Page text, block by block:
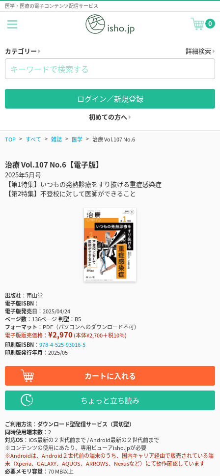
医学・医療の電子コンテンツ配信サービス
0
カテゴリー 詳細検索
ログイン／新規登録
初めての方へ
TOP すべて 雑誌 医学 治療 Vol.107 No.6
治療 Vol.107 No.6【電子版】
2025年5月号
【第1特集】いつもの発熱診療をすり抜ける重症感染症
【第2特集】不登校に対して医師ができること
出版社
南山堂
電子版ISBN
電子版発売日
2025/04/24
ページ数
136ページ判型
B5
フォーマット
PDF（パソコンへのダウンロード不可）
電子版販売価格： ¥2,970(本体¥2,700＋税10％)
印刷版ISBN
978-4-525-93016-5
印刷版発行年月
2025/05
カートに入れる
ちょっと立ち読み
ご利用方法
ダウンロード型配信サービス（買切型）
同時使用端末数
2
対応OS
iOS最新の２世代前まで / Android最新の２世代前まで
※コンテンツの使用にあたり、専用ビューアisho.jpが必要
※Androidは、Android２世代前の端末のうち、国内キャリア経由で販売されている端
末（Xperia、GALAXY、AQUOS、ARROWS、Nexusなど）にて動作確認しています
必要メモリ容量
70 MB以上